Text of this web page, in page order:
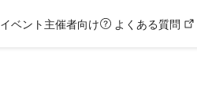
イベント主催者向け よくある質問